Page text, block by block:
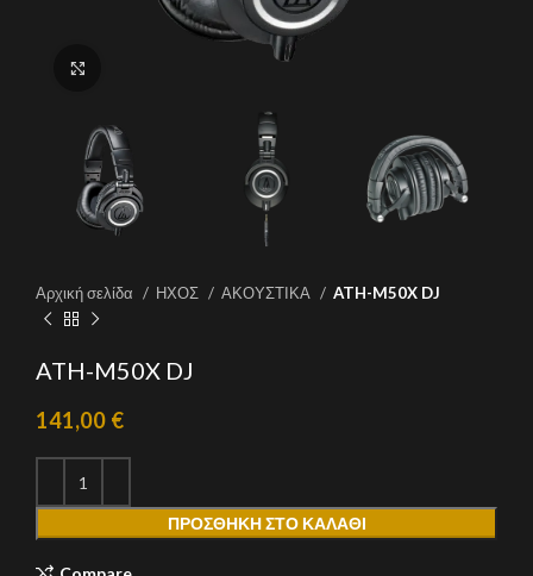
Αρχική σελίδα ΗΧΟΣ ΑΚΟΥΣΤΙΚΑ ATH-M50X DJ
ATH-M50X DJ
141,00 €
ΠΡΟΣΘΉΚΗ ΣΤΟ ΚΑΛΆΘΙ